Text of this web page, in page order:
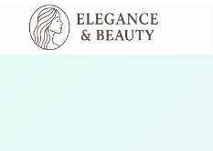
Перейти
вмісту